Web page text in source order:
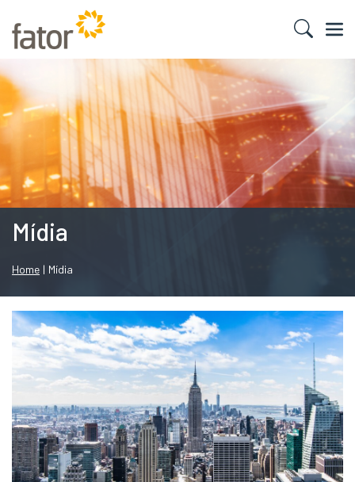
Mídia
Home | Mídia